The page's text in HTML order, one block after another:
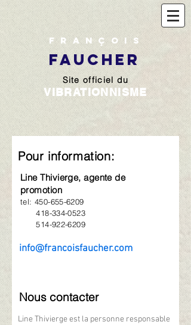
François
FAUCHER
Site officiel du
VIBRATIONNISME
Pour information:
Line Thivierge, agente de
promotion
tel: 450-655-6209
418-334-0523
514-922-6209
info@francoisfaucher.com
Nous contacter
Line Thivierge est la personne responsable